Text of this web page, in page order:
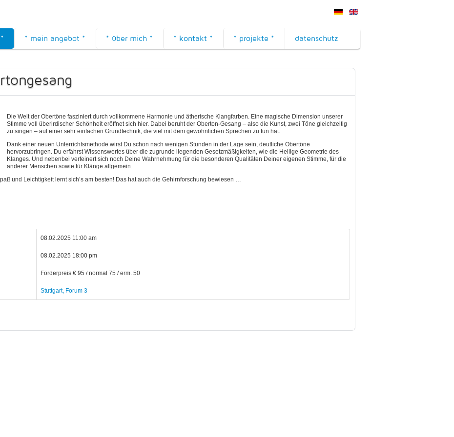
* mein angebot * * über mich * * kontakt * * projekte * datenschutz
Die Welt der Obertöne fasziniert durch vollkommene Harmonie und ätherische Klangfarben. Eine magische Dimension unserer
Stimme voll überirdischer Schönheit eröffnet sich hier. Dabei beruht der Oberton-Gesang – also die Kunst, zwei Töne gleichzeitig
zu singen – auf einer sehr einfachen Grundtechnik, die viel mit dem gewöhnlichen Sprechen zu tun hat.
Dank einer neuen Unterrichtsmethode wirst Du schon nach wenigen Stunden in der Lage sein, deutliche Obertöne
hervorzubringen. Du erfährst Wissenswertes über die zugrunde liegenden Gesetzmäßigkeiten, wie die Heilige Geometrie des
Klanges. Und nebenbei verfeinert sich noch Deine Wahrnehmung für die besonderen Qualitäten Deiner eigenen Stimme, für die
anderer Menschen sowie für Klänge allgemein.
und Leichtigkeit lernt sich’s am besten! Das hat auch die Gehirnforschung bewiesen …
08.02.2025 11:00 am
08.02.2025 18:00 pm
Förderpreis € 95 / normal 75 / erm. 50
Stuttgart, Forum 3